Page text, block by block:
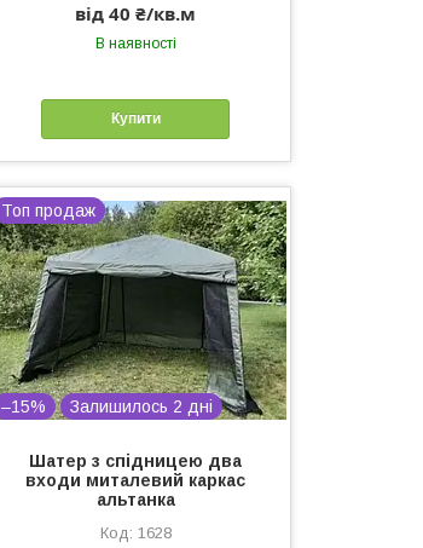
від 40 ₴/кв.м
В наявності
Купити
Топ продаж
–15% Залишилось 2 дні
Шатер з спідницею два
входи миталевий каркас
альтанка
1628